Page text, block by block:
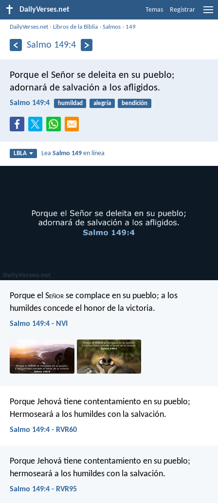
DailyVerses.net Temas Registrar
DailyVerses.net ›Libros de la Biblia ›Salmos › 149
Salmo 149:4
Porque el Señor se deleita en su pueblo;
adornará de salvación a los afligidos.
Salmo 149:4 humildad alegría bendición
LBLA LeaSalmo 149 en línea
Porque el Señor se complace en su pueblo; a los
humildes concede el honor de la victoria.
Salmo 149:4 - NVI
Porque Jehová tiene contentamiento en su pueblo;
Hermoseará a los humildes con la salvación.
Salmo 149:4 - RVR60
Porque Jehová tiene contentamiento en su pueblo;
hermoseará a los humildes con la salvación.
Salmo 149:4 - RVR95